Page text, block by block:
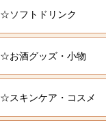
☆ソフトドリンク
☆お酒グッズ・小物
☆スキンケア・コスメ